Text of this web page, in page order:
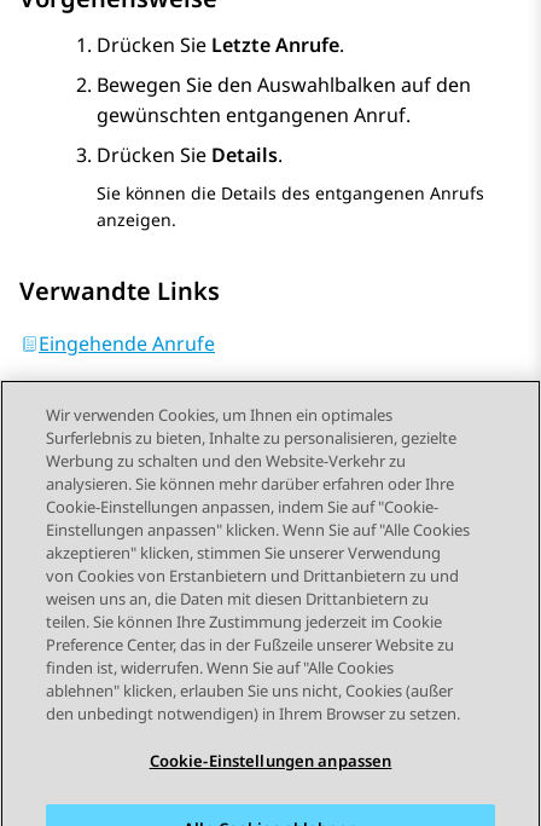
Drücken Sie Letzte Anrufe.
Bewegen Sie den Auswahlbalken auf den
gewünschten entgangenen Anruf.
Drücken Sie Details.
Sie können die Details des entgangenen Anrufs
anzeigen.
Verwandte Links
Eingehende Anrufe
Send Feedback
Themennavigation
Vorheriges Thema Nächstes Thema
STAY CONNECTED
Wir verwenden Cookies, um Ihnen ein optimales
Surferlebnis zu bieten, Inhalte zu personalisieren, gezielte
Werbung zu schalten und den Website-Verkehr zu
analysieren. Sie können mehr darüber erfahren oder Ihre
Cookie-Einstellungen anpassen, indem Sie auf "Cookie-
Einstellungen anpassen" klicken. Wenn Sie auf "Alle Cookies
akzeptieren" klicken, stimmen Sie unserer Verwendung
von Cookies von Erstanbietern und Drittanbietern zu und
weisen uns an, die Daten mit diesen Drittanbietern zu
teilen. Sie können Ihre Zustimmung jederzeit im Cookie
Preference Center, das in der Fußzeile unserer Website zu
finden ist, widerrufen. Wenn Sie auf "Alle Cookies
ablehnen" klicken, erlauben Sie uns nicht, Cookies (außer
den unbedingt notwendigen) in Ihrem Browser zu setzen.
Cookie-Einstellungen anpassen